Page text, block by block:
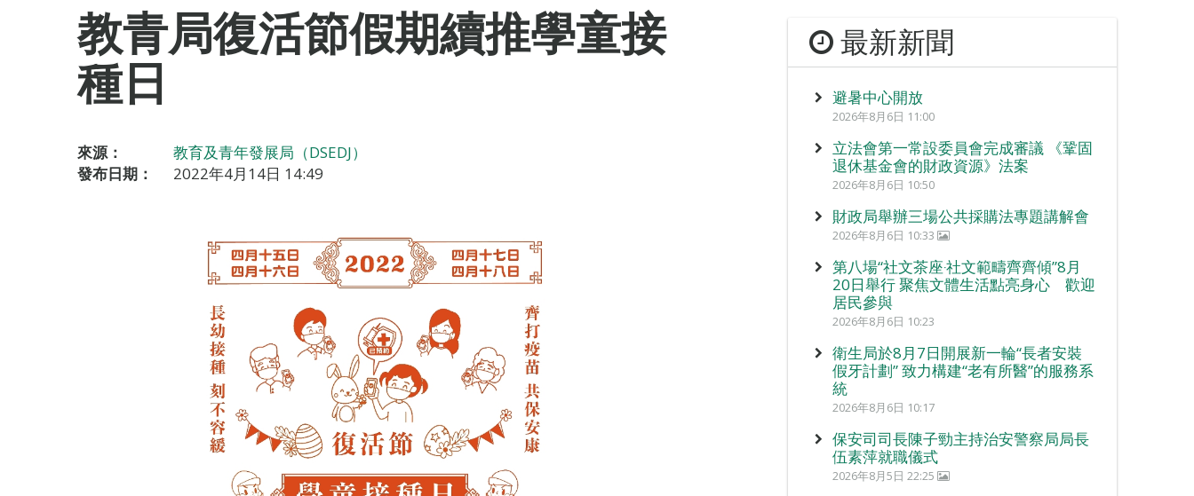
教青局復活節假期續推學童接
種日
來源：
教育及青年發展局（DSEDJ）
發布日期：
2022年4月14日 14:49
最新新聞
避暑中心開放
2026年8月6日 11:00
立法會第一常設委員會完成審議 《鞏固
退休基金會的財政資源》法案
2026年8月6日 10:50
財政局舉辦三場公共採購法專題講解會
2026年8月6日 10:33
第八場“社文茶座‧社文範疇齊齊傾”8月
20日舉行 聚焦文體生活點亮身心 歡迎
居民參與
2026年8月6日 10:23
衛生局於8月7日開展新一輪“長者安裝
假牙計劃” 致力構建“老有所醫”的服務系
統
2026年8月6日 10:17
保安司司長陳子勁主持治安警察局局長
伍素萍就職儀式
2026年8月5日 22:25